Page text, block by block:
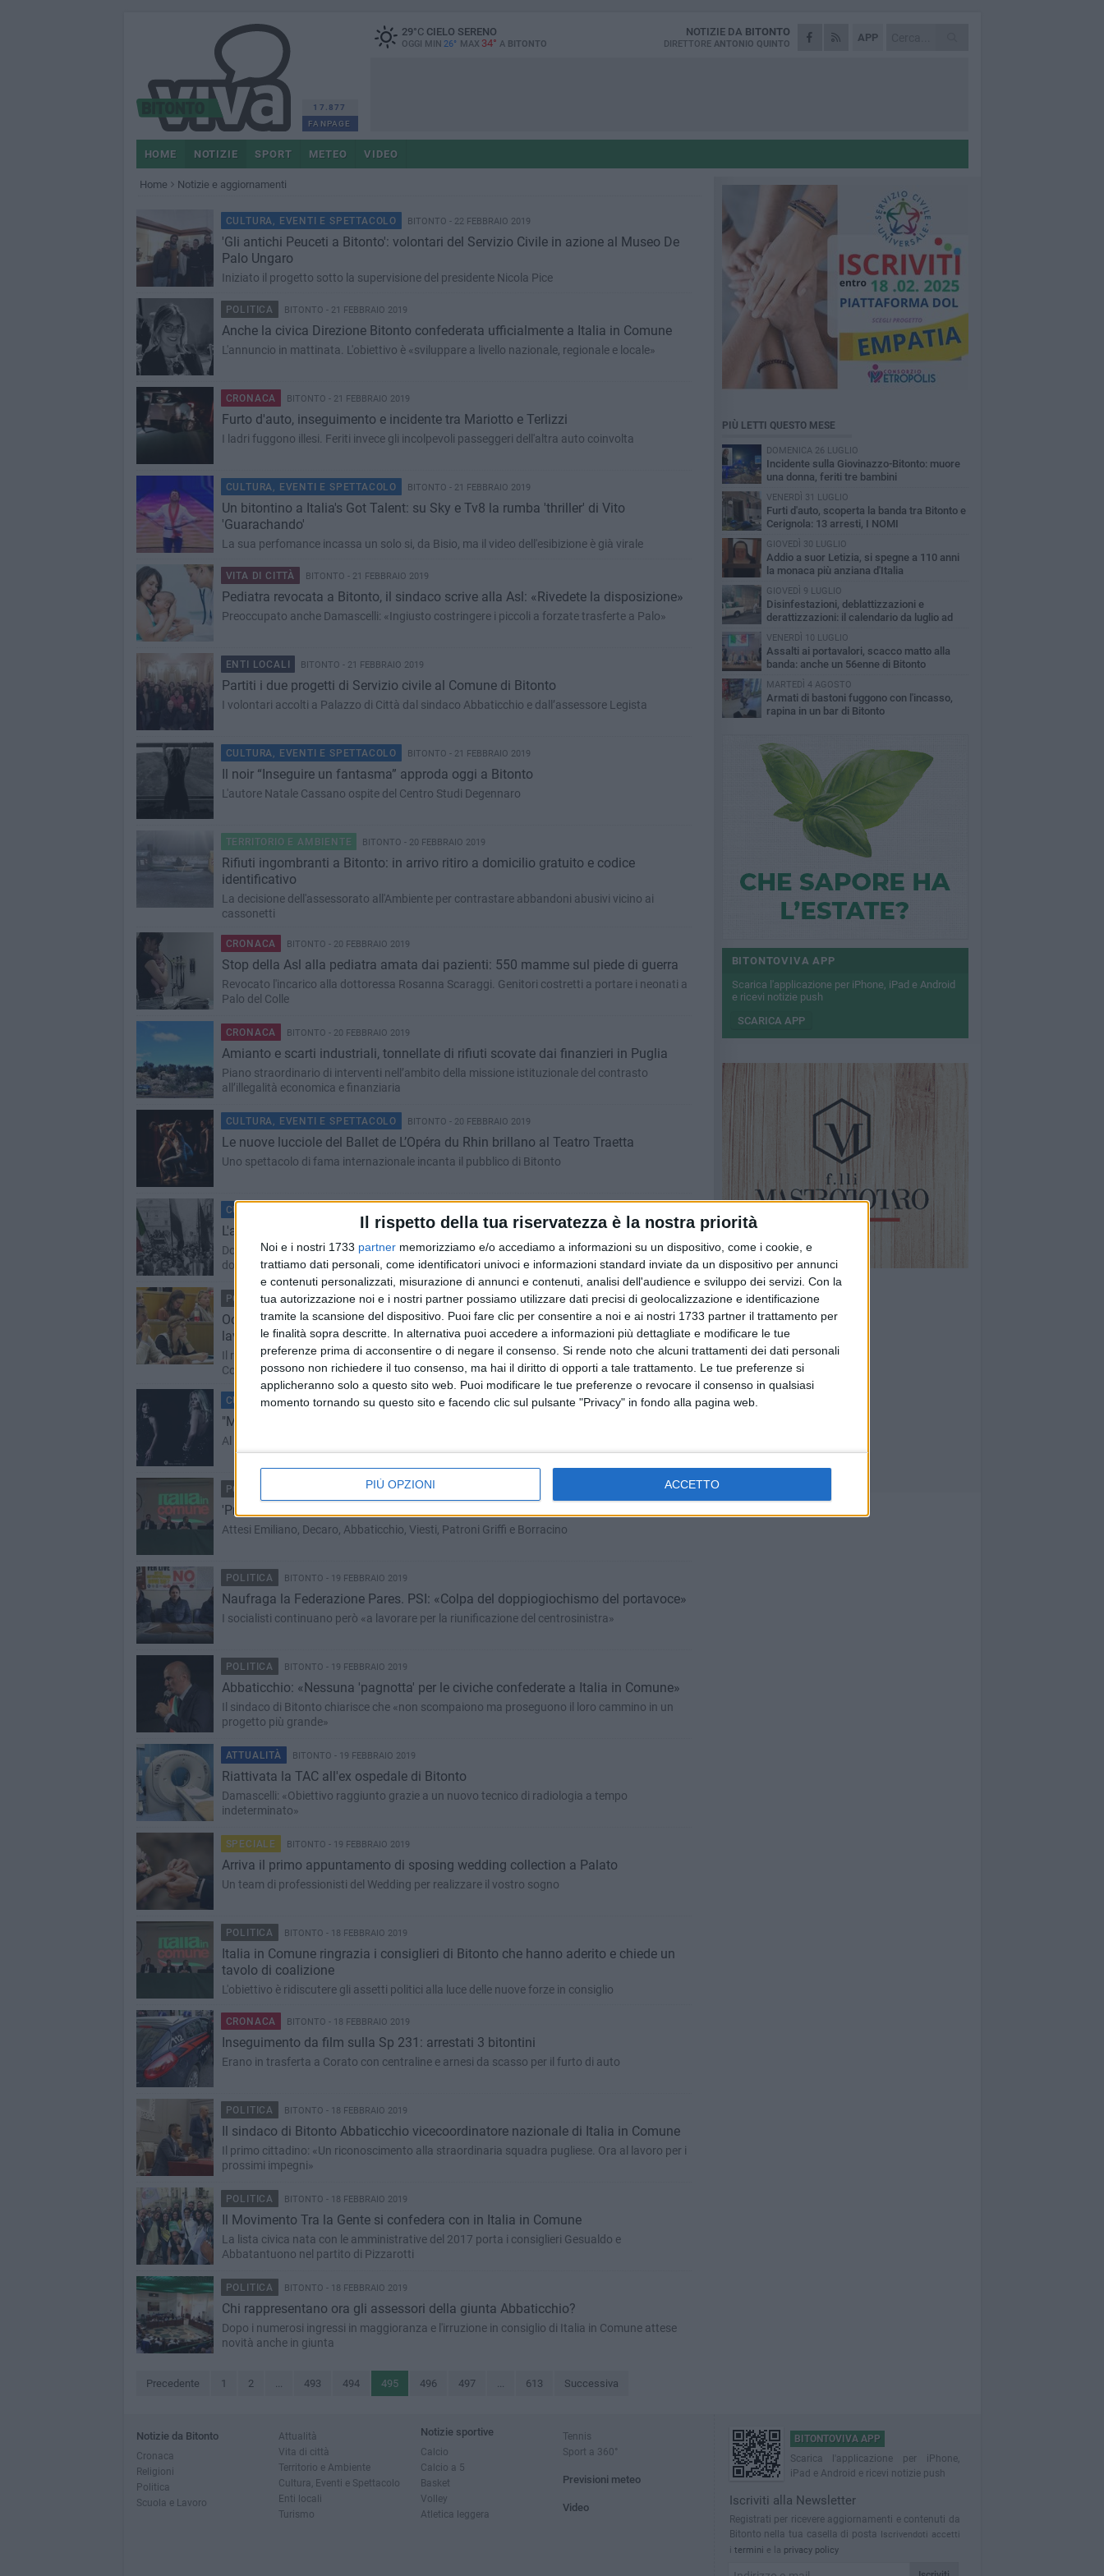
Il rispetto della tua riservatezza è la nostra priorità
Noi e i nostri 1733 partner memorizziamo e/o accediamo a informazioni su un dispositivo, come i cookie, e
trattiamo dati personali, come identificatori univoci e informazioni standard inviate da un dispositivo per annunci
e contenuti personalizzati, misurazione di annunci e contenuti, analisi dell'audience e sviluppo dei servizi. Con la
tua autorizzazione noi e i nostri partner possiamo utilizzare dati precisi di geolocalizzazione e identificazione
tramite la scansione del dispositivo. Puoi fare clic per consentire a noi e ai nostri 1733 partner il trattamento per
le finalità sopra descritte. In alternativa puoi accedere a informazioni più dettagliate e modificare le tue
preferenze prima di acconsentire o di negare il consenso. Si rende noto che alcuni trattamenti dei dati personali
possono non richiedere il tuo consenso, ma hai il diritto di opporti a tale trattamento. Le tue preferenze si
applicheranno solo a questo sito web. Puoi modificare le tue preferenze o revocare il consenso in qualsiasi
momento tornando su questo sito e facendo clic sul pulsante "Privacy" in fondo alla pagina web.
PIÙ OPZIONI ACCETTO
17.877
FANPAGE
29°CCIELO SERENO
OGGI MIN 26° MAX 34° A BITONTO
APP
NOTIZIE DA BITONTO
DIRETTORE ANTONIO QUINTO
HOME NOTIZIE SPORT METEO VIDEO
Home Notizie e aggiornamenti
CULTURA, EVENTI E SPETTACOLO BITONTO - 22 FEBBRAIO 2019
'Gli antichi Peuceti a Bitonto': volontari del Servizio Civile in azione al Museo De
Palo Ungaro
Iniziato il progetto sotto la supervisione del presidente Nicola Pice
POLITICA BITONTO - 21 FEBBRAIO 2019
Anche la civica Direzione Bitonto confederata ufficialmente a Italia in Comune
L'annuncio in mattinata. L'obiettivo è «sviluppare a livello nazionale, regionale e locale»
CRONACA BITONTO - 21 FEBBRAIO 2019
Furto d'auto, inseguimento e incidente tra Mariotto e Terlizzi
I ladri fuggono illesi. Feriti invece gli incolpevoli passeggeri dell'altra auto coinvolta
CULTURA, EVENTI E SPETTACOLO BITONTO - 21 FEBBRAIO 2019
Un bitontino a Italia's Got Talent: su Sky e Tv8 la rumba 'thriller' di Vito
'Guarachando'
La sua perfomance incassa un solo si, da Bisio, ma il video dell'esibizione è già virale
VITA DI CITTÀ BITONTO - 21 FEBBRAIO 2019
Pediatra revocata a Bitonto, il sindaco scrive alla Asl: «Rivedete la disposizione»
Preoccupato anche Damascelli: «Ingiusto costringere i piccoli a forzate trasferte a Palo»
ENTI LOCALI BITONTO - 21 FEBBRAIO 2019
Partiti i due progetti di Servizio civile al Comune di Bitonto
I volontari accolti a Palazzo di Città dal sindaco Abbaticchio e dall’assessore Legista
CULTURA, EVENTI E SPETTACOLO BITONTO - 21 FEBBRAIO 2019
Il noir “Inseguire un fantasma” approda oggi a Bitonto
L'autore Natale Cassano ospite del Centro Studi Degennaro
TERRITORIO E AMBIENTE BITONTO - 20 FEBBRAIO 2019
Rifiuti ingombranti a Bitonto: in arrivo ritiro a domicilio gratuito e codice
identificativo
La decisione dell'assessorato all'Ambiente per contrastare abbandoni abusivi vicino ai
cassonetti
CRONACA BITONTO - 20 FEBBRAIO 2019
Stop della Asl alla pediatra amata dai pazienti: 550 mamme sul piede di guerra
Revocato l'incarico alla dottoressa Rosanna Scaraggi. Genitori costretti a portare i neonati a
Palo del Colle
CRONACA BITONTO - 20 FEBBRAIO 2019
Amianto e scarti industriali, tonnellate di rifiuti scovate dai finanzieri in Puglia
Piano straordinario di interventi nell’ambito della missione istituzionale del contrasto
all’illegalità economica e finanziaria
CULTURA, EVENTI E SPETTACOLO BITONTO - 20 FEBBRAIO 2019
Le nuove lucciole del Ballet de L’Opéra du Rhin brillano al Teatro Traetta
Uno spettacolo di fama internazionale incanta il pubblico di Bitonto
CULTURA, EVENTI E SPETTACOLO
L'associazione Nazionale dei Partigiani d'Italia incontra Bitonto
Domani alle Officine Culturali un momento di riflessione sul tema 'Il diritto all'emozione, il
dovere della partecipazione'
POLITICA BITONTO - 20 FEBBRAIO 2019
Occupazione giovanile, Cardinale (PP): «Più possibilità con l'alternanza scuola-
lavoro»
Il responsabile giovani di Puglia Popolare Bari spinge il progetto di Unioncamere e Camere di
Commercio
CULTURA, EVENTI E SPETTACOLO BITONTO - 20 FEBBRAIO 2019
"Melodie dal mondo": a Bitonto un viaggio poetico e musicale intorno al globo
Al Teatro Traetta musica, moda e arte parlano il linguaggio universale della solidarietà
POLITICA BITONTO - 19 FEBBRAIO 2019
'Prima lo sviluppo': Italia in Comune porta il mondo delle imprese a Bari
Attesi Emiliano, Decaro, Abbaticchio, Viesti, Patroni Griffi e Borracino
POLITICA BITONTO - 19 FEBBRAIO 2019
Naufraga la Federazione Pares. PSI: «Colpa del doppiogiochismo del portavoce»
I socialisti continuano però «a lavorare per la riunificazione del centrosinistra»
POLITICA BITONTO - 19 FEBBRAIO 2019
Abbaticchio: «Nessuna 'pagnotta' per le civiche confederate a Italia in Comune»
Il sindaco di Bitonto chiarisce che «non scompaiono ma proseguono il loro cammino in un
progetto più grande»
ATTUALITÀ BITONTO - 19 FEBBRAIO 2019
Riattivata la TAC all'ex ospedale di Bitonto
Damascelli: «Obiettivo raggiunto grazie a un nuovo tecnico di radiologia a tempo
indeterminato»
SPECIALE BITONTO - 19 FEBBRAIO 2019
Arriva il primo appuntamento di sposing wedding collection a Palato
Un team di professionisti del Wedding per realizzare il vostro sogno
POLITICA BITONTO - 18 FEBBRAIO 2019
Italia in Comune ringrazia i consiglieri di Bitonto che hanno aderito e chiede un
tavolo di coalizione
L'obiettivo è ridiscutere gli assetti politici alla luce delle nuove forze in consiglio
CRONACA BITONTO - 18 FEBBRAIO 2019
Inseguimento da film sulla Sp 231: arrestati 3 bitontini
Erano in trasferta a Corato con centraline e arnesi da scasso per il furto di auto
POLITICA BITONTO - 18 FEBBRAIO 2019
Il sindaco di Bitonto Abbaticchio vicecoordinatore nazionale di Italia in Comune
Il primo cittadino: «Un riconoscimento alla straordinaria squadra pugliese. Ora al lavoro per i
prossimi impegni»
POLITICA BITONTO - 18 FEBBRAIO 2019
Il Movimento Tra la Gente si confedera con in Italia in Comune
La lista civica nata con le amministrative del 2017 porta i consiglieri Gesualdo e
Abbatantuono nel partito di Pizzarotti
POLITICA BITONTO - 18 FEBBRAIO 2019
Chi rappresentano ora gli assessori della giunta Abbaticchio?
Dopo i numerosi ingressi in maggioranza e l'irruzione in consiglio di Italia in Comune attese
novità anche in giunta
Precedente 1 2 ... 493 494 495 496 497 ... 613 Successiva
PIÙ LETTI QUESTO MESE
DOMENICA 26 LUGLIO
Incidente sulla Giovinazzo-Bitonto: muore
una donna, feriti tre bambini
VENERDÌ 31 LUGLIO
Furti d'auto, scoperta la banda tra Bitonto e
Cerignola: 13 arresti, I NOMI
GIOVEDÌ 30 LUGLIO
Addio a suor Letizia, si spegne a 110 anni
la monaca più anziana d'Italia
GIOVEDÌ 9 LUGLIO
Disinfestazioni, deblattizzazioni e
derattizzazioni: il calendario da luglio ad
ottobre a Bitonto
VENERDÌ 10 LUGLIO
Assalti ai portavalori, scacco matto alla
banda: anche un 56enne di Bitonto
MARTEDÌ 4 AGOSTO
Armati di bastoni fuggono con l'incasso,
rapina in un bar di Bitonto
BITONTOVIVA APP
Scarica l'applicazione per iPhone, iPad e Android
e ricevi notizie push
SCARICA APP
Notizie da Bitonto
Cronaca
Religioni
Politica
Scuola e Lavoro
Attualità
Vita di città
Territorio e Ambiente
Cultura, Eventi e Spettacolo
Enti locali
Turismo
Notizie sportive
Calcio
Calcio a 5
Basket
Volley
Atletica leggera
Tennis
Sport a 360°
Previsioni meteo
Video
BITONTOVIVA APP
Scarica l'applicazione per iPhone,
iPad e Android e ricevi notizie push
Iscriviti alla Newsletter
Registrati per ricevere aggiornamenti e contenuti da
Bitonto nella tua casella di posta Iscrivendoti accetti
i termini e la privacy policy